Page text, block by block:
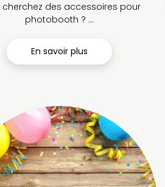
cherchez des accessoires pour
photobooth ? ...
En savoir plus